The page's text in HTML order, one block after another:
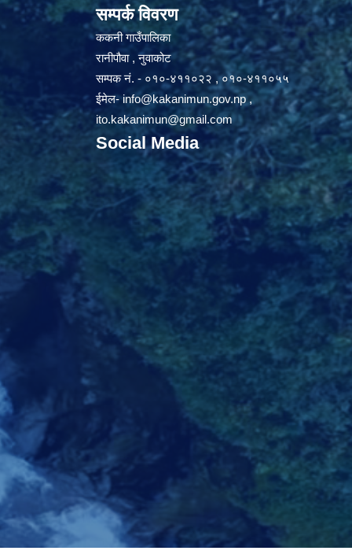
सम्पर्क विवरण
ककनी गाउँपालिका
रानीपौवा , नुवाकोट
सम्पक नं. - ०१०-४११०२२ , ०१०-४११०५५
ईमेल-info@kakanimun.gov.np,
ito.kakanimun@gmail.com
Social Media